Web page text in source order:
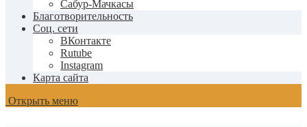
Сабур-Мачкасы
Благотворительность
Соц. сети
ВКонтакте
Rutube
Instagram
Карта сайта
Открыть меню